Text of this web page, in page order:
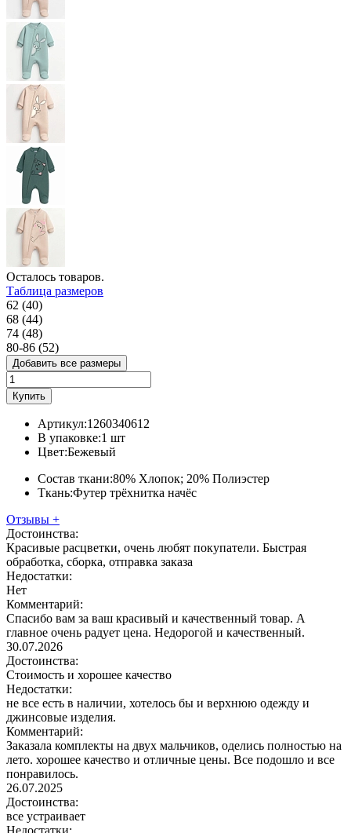
Осталось товаров.
Таблица размеров
62 (40)
68 (44)
74 (48)
80-86 (52)
Добавить все размеры
Купить
Артикул:1260340612
В упаковке:1 шт
Цвет:Бежевый
Состав ткани:80% Хлопок; 20% Полиэстер
Ткань:Футер трёхнитка начёс
Отзывы +
Достоинства:
Красивые расцветки, очень любят покупатели. Быстрая
обработка, сборка, отправка заказа
Недостатки:
Нет
Комментарий:
Спасибо вам за ваш красивый и качественный товар. А
главное очень радует цена. Недорогой и качественный.
30.07.2026
Достоинства:
Стоимость и хорошее качество
Недостатки:
не все есть в наличии, хотелось бы и верхнюю одежду и
джинсовые изделия.
Комментарий:
Заказала комплекты на двух мальчиков, оделись полностью на
лето. хорошее качество и отличные цены. Все подошло и все
понравилось.
26.07.2025
Достоинства:
все устраивает
Недостатки: